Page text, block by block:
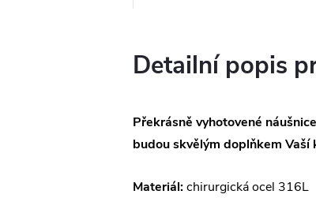
Detailní popis
Překrásně vyhotovené
budou skvělým doplňkem Vaší
Materiál:chirurgická ocel 316L